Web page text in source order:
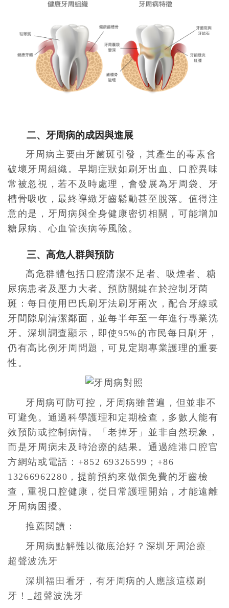
二、牙周病的成因與進展
牙周病主要由牙菌斑引發，其產生的毒素會
破壞牙周組織。早期症狀如刷牙出血、口腔異味
常被忽視，若不及時處理，會發展為牙周袋、牙
槽骨吸收，最終導緻牙齒鬆動甚至脫落。值得注
意的是，牙周病與全身健康密切相關，可能增加
糖尿病、心血管疾病等風險。
三、高危人群與預防
高危群體包括口腔清潔不足者、吸煙者、糖
尿病患者及壓力大者。預防關鍵在於控制牙菌
斑：每日使用巴氏刷牙法刷牙兩次，配合牙線或
牙間隙刷清潔鄰面，並每半年至一年進行專業洗
牙。深圳調查顯示，即使95%的市民每日刷牙，
仍有高比例牙周問題，可見定期專業護理的重要
性。
牙周病可防可控，牙周病雖普遍，但並非不
可避免。通過科學護理和定期檢查，多數人能有
效預防或控制病情。「老掉牙」並非自然現象，
而是牙周病未及時治療的結果。通過維港口腔官
方網站或電話：+852 69326599；+86
13266962280，提前預約來做個免費的牙齒檢
查，重視口腔健康，從日常護理開始，才能遠離
牙周病困擾。
推薦閱讀：
牙周病點解難以徹底治好？深圳牙周治療_
超聲波洗牙
深圳福田看牙，有牙周病的人應該這樣刷
牙！_超聲波洗牙